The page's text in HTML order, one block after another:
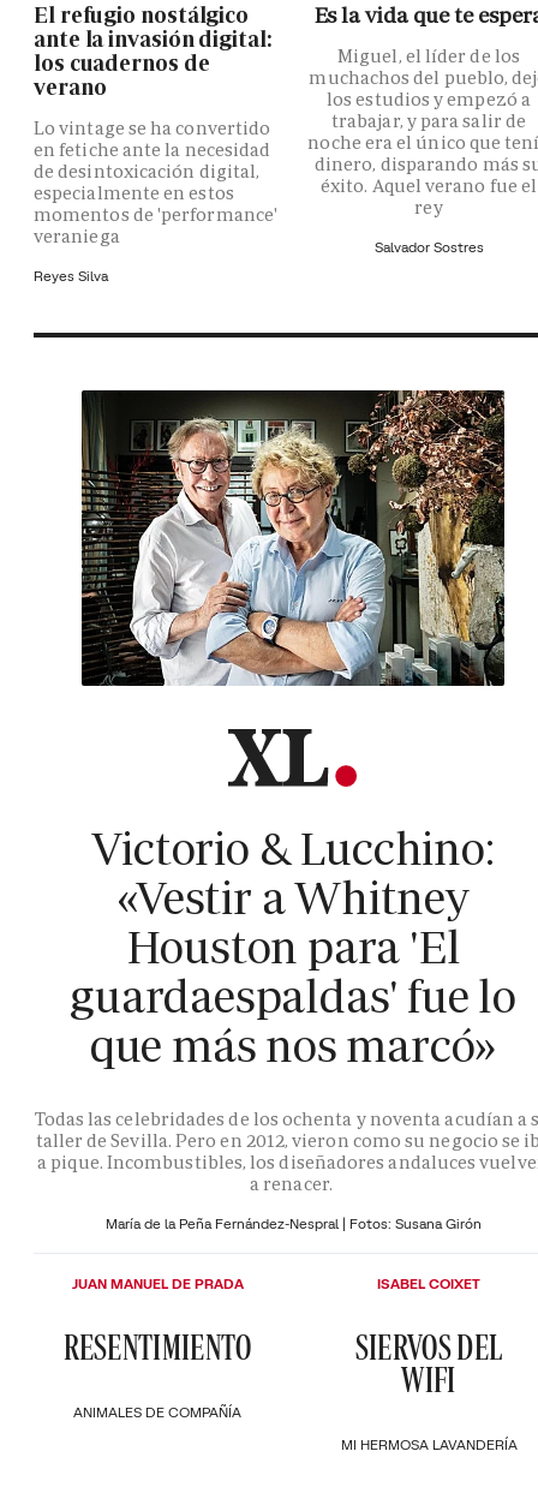
El refugio nostálgico
ante la invasión digital:
los cuadernos de
verano
Lo vintage se ha convertido
en fetiche ante la necesidad
de desintoxicación digital,
especialmente en estos
momentos de 'performance'
veraniega
Reyes Silva
Es la vida que te
Miguel, el líder de los
muchachos del pueblo,
los estudios y empezó a
trabajar, y para salir de
noche era el único que
dinero, disparando más
éxito. Aquel verano fue el
rey
Salvador Sostres
Victorio & Lucchino:
«Vestir a Whitney
Houston para 'El
guardaespaldas' fue lo
que más nos marcó»
Todas las celebridades de los ochenta y noventa acudían a
taller de Sevilla. Pero en 2012, vieron como su negocio se
a pique. Incombustibles, los diseñadores andaluces
a renacer.
María de la Peña Fernández-Nespral | Fotos: Susana Girón
ANIMALES DE COMPAÑÍA
RESENTIMIENTO
JUAN MANUEL DE PRADA
MI HERMOSA LAVANDERÍA
SIERVOS DEL
WIFI
ISABEL COIXET